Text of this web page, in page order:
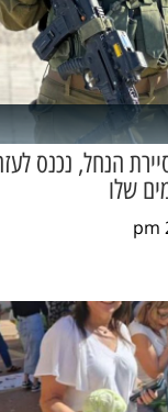
הנחל, נכנס
שלו